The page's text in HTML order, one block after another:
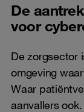
De
voor
De zorgsector
omgeving
Waar
aanvallers